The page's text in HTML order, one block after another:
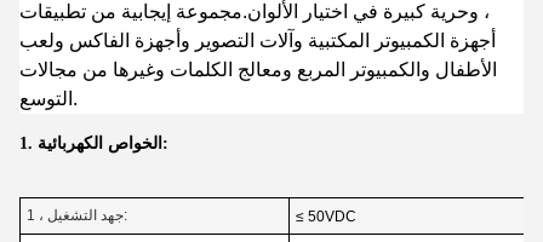
، وحرية كبيرة في اختيار الألوان.مجموعة إيجابية من تطبيقات
أجهزة الكمبيوتر المكتبية وآلات التصوير وأجهزة الفاكس ولعب
الأطفال والكمبيوتر المربع ومعالج الكلمات وغيرها من مجالات
التوسع.
1. الخواص الكهربائية:
1 ، جهد التشغيل: ≤ 50VDC